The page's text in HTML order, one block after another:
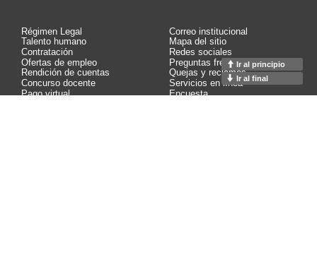
Ir al principio
Ir al final
Régimen Legal
Talento humano
Contratación
Ofertas de empleo
Rendición de cuentas
Concurso docente
Pago virtual
Correo institucional
Mapa del sitio
Redes sociales
Preguntas frecuentes
Quejas y reclamos
Servicios en línea
Encuesta